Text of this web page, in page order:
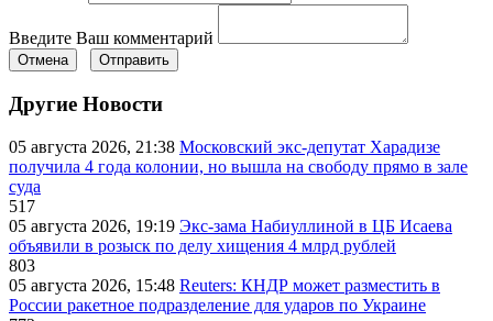
Введите Ваш комментарий
Отмена Отправить
Другие Новости
05 августа 2026, 21:38 Московский экс-депутат Харадизе
получила 4 года колонии, но вышла на свободу прямо в зале
суда
517
05 августа 2026, 19:19 Экс-зама Набиуллиной в ЦБ Исаева
объявили в розыск по делу хищения 4 млрд рублей
803
05 августа 2026, 15:48 Reuters: КНДР может разместить в
России ракетное подразделение для ударов по Украине